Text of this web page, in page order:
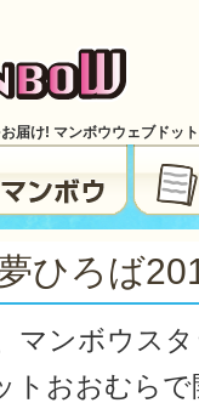
届け! マンボウウェブドッ
ひろば
マンボウスタ
トおおむら